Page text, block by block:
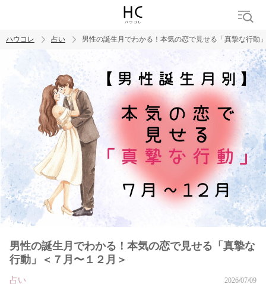
トレンド ワード
ハウコレ 占い 男性の誕生月でわかる！本気の恋で見せる「真摯な行動
男性の誕生月でわかる！本気の恋で見せる「真摯な
行動」＜７月〜１２月＞
占い 2026/07/09